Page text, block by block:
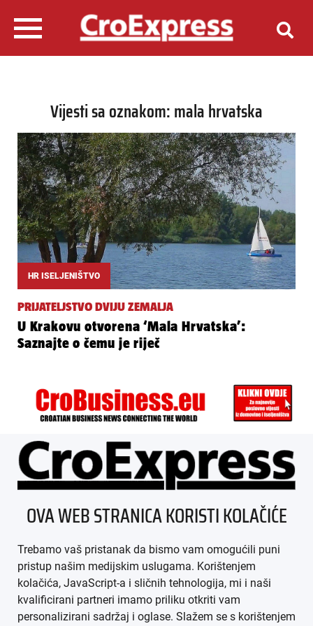
Vijesti sa oznakom: mala hrvatska
HR ISELJENIŠTVO
PRIJATELJSTVO DVIJU ZEMALJA
U Krakovu otvorena ‘Mala Hrvatska’:
Saznajte o čemu je riječ
ÜBER UNS
IMPRESSUM
AGB
DATENSCHUTZ
OVA WEB STRANICA KORISTI KOLAČIĆE
Trebamo vaš pristanak da bismo vam omogućili puni
pristup našim medijskim uslugama. Korištenjem
kolačića, JavaScript-a i sličnih tehnologija, mi i naši
kvalificirani partneri imamo priliku otkriti vam
personalizirani sadržaj i oglase. Slažem se s korištenjem